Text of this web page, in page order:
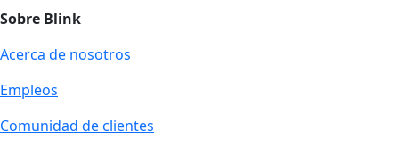
Sobre Blink
Acerca de nosotros
Empleos
Comunidad de clientes